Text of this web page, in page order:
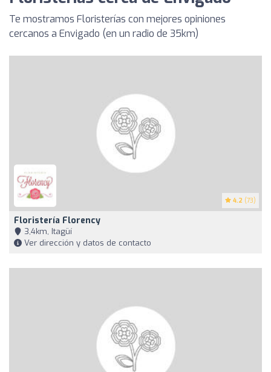
Te mostramos Floristerías con mejores opiniones
cercanos a Envigado (en un radio de 35km)
4.2 (73)
Floristería Florency
3,4km, Itagüí
Ver dirección y datos de contacto